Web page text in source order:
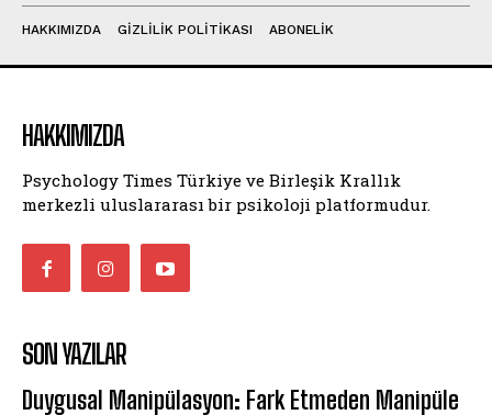
HAKKIMIZDA GIZLILIK POLITIKASI ABONELIK
HAKKIMIZDA
Psychology Times Türkiye ve Birleşik Krallık
merkezli uluslararası bir psikoloji platformudur.
SON YAZILAR
Duygusal Manipülasyon: Fark Etmeden Manipüle